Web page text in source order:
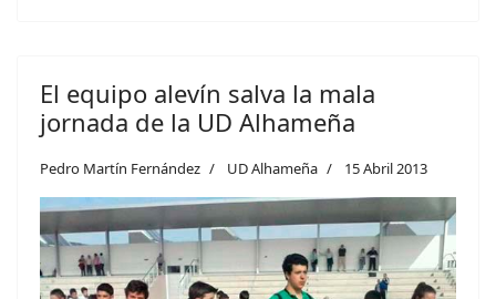
El equipo alevín salva la mala
jornada de la UD Alhameña
Pedro Martín Fernández UD Alhameña 15 Abril 2013